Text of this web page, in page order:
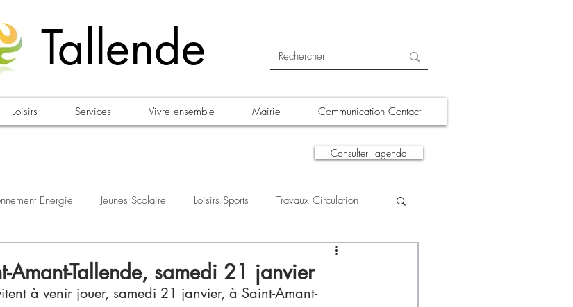
Tallende
Loisirs Services Vivre ensemble Mairie Communication Contact
Consulter l'agenda
Energie Jeunes Scolaire Loisirs Sports Travaux Circulation
A la une
Amant-Tallende, samedi 21 janvier
à venir jouer, samedi 21 janvier, à Saint-Amant-